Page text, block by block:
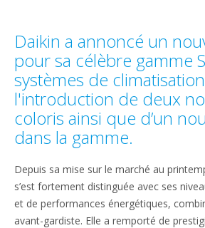
Daikin a annoncé un
pour sa célèbre gamme
systèmes de
l'introduction de deux
coloris ainsi que d’un
dans la gamme.
Depuis sa mise sur le marché au
s’est fortement distinguée avec ses
et de performances énergétiques,
avant-gardiste. Elle a remporté de